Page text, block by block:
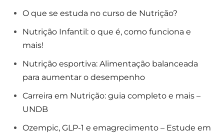
O que se estuda no curso de Nutrição?
Nutrição Infantil: o que é, como funciona e
mais!
Nutrição esportiva: Alimentação balanceada
para aumentar o desempenho
Carreira em Nutrição: guia completo e mais –
UNDB
Ozempic, GLP-1 e emagrecimento – Estude em